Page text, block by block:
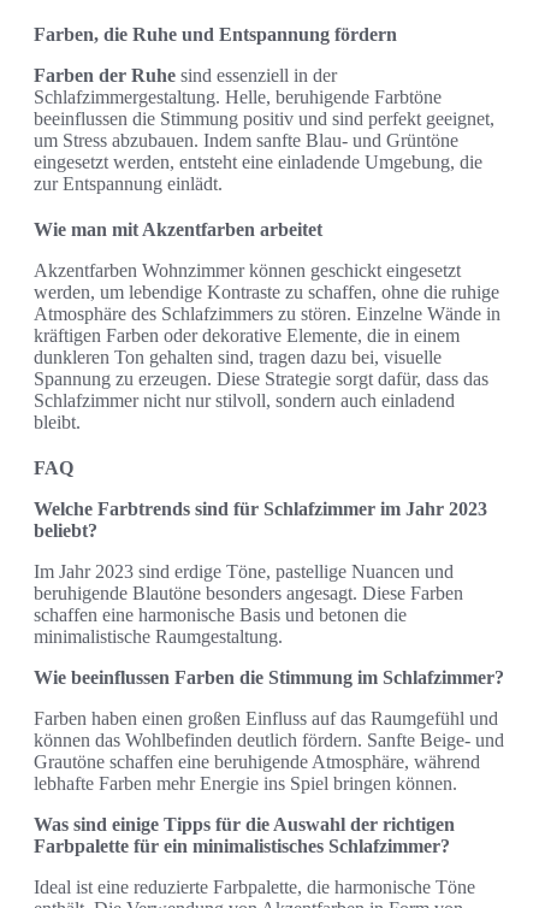
Farben, die Ruhe und Entspannung fördern
Farben der Ruhe sind essenziell in der
Schlafzimmergestaltung. Helle, beruhigende Farbtöne
beeinflussen die Stimmung positiv und sind perfekt geeignet,
um Stress abzubauen. Indem sanfte Blau- und Grüntöne
eingesetzt werden, entsteht eine einladende Umgebung, die
zur Entspannung einlädt.
Wie man mit Akzentfarben arbeitet
Akzentfarben Wohnzimmer können geschickt eingesetzt
werden, um lebendige Kontraste zu schaffen, ohne die ruhige
Atmosphäre des Schlafzimmers zu stören. Einzelne Wände in
kräftigen Farben oder dekorative Elemente, die in einem
dunkleren Ton gehalten sind, tragen dazu bei, visuelle
Spannung zu erzeugen. Diese Strategie sorgt dafür, dass das
Schlafzimmer nicht nur stilvoll, sondern auch einladend
bleibt.
FAQ
Welche Farbtrends sind für Schlafzimmer im Jahr 2023
beliebt?
Im Jahr 2023 sind erdige Töne, pastellige Nuancen und
beruhigende Blautöne besonders angesagt. Diese Farben
schaffen eine harmonische Basis und betonen die
minimalistische Raumgestaltung.
Wie beeinflussen Farben die Stimmung im Schlafzimmer?
Farben haben einen großen Einfluss auf das Raumgefühl und
können das Wohlbefinden deutlich fördern. Sanfte Beige- und
Grautöne schaffen eine beruhigende Atmosphäre, während
lebhafte Farben mehr Energie ins Spiel bringen können.
Was sind einige Tipps für die Auswahl der richtigen
Farbpalette für ein minimalistisches Schlafzimmer?
Ideal ist eine reduzierte Farbpalette, die harmonische Töne